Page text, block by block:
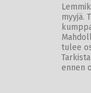
myyjä.
tulee
ennen